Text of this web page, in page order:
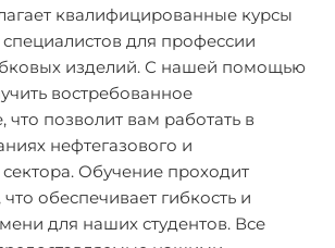
квалифицированные курсы
для профессии
изделий. С нашей помощью
востребованное
что позволит вам работать в
нефтегазового и
сектора. Обучение проходит
обеспечивает гибкость и
для наших студентов. Все